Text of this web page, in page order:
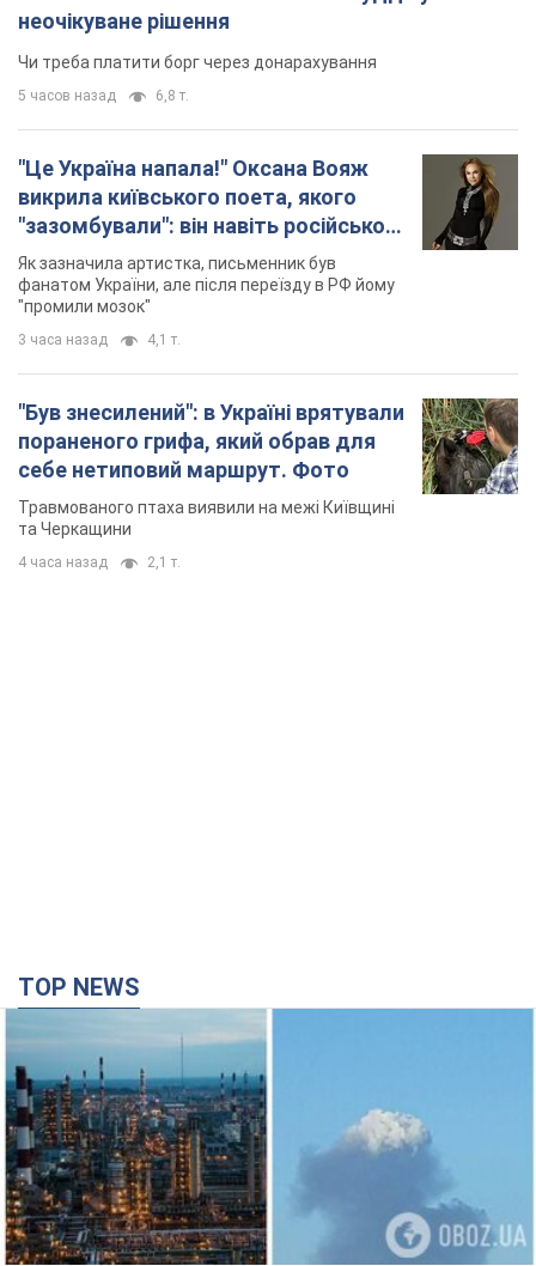
неочікуване рішення
Чи треба платити борг через донарахування
5 часов назад 6,8 т.
"Це Україна напала!" Оксана Вояж
викрила київського поета, якого
"зазомбували": він навіть російської
не знав, а тепер хоче геноциду
українців
Як зазначила артистка, письменник був
фанатом України, але після переїзду в РФ йому
"промили мозок"
3 часа назад 4,1 т.
"Був знесилений": в Україні врятували
пораненого грифа, який обрав для
себе нетиповий маршрут. Фото
Травмованого птаха виявили на межі Київщині
та Черкащини
4 часа назад 2,1 т.
TOP NEWS